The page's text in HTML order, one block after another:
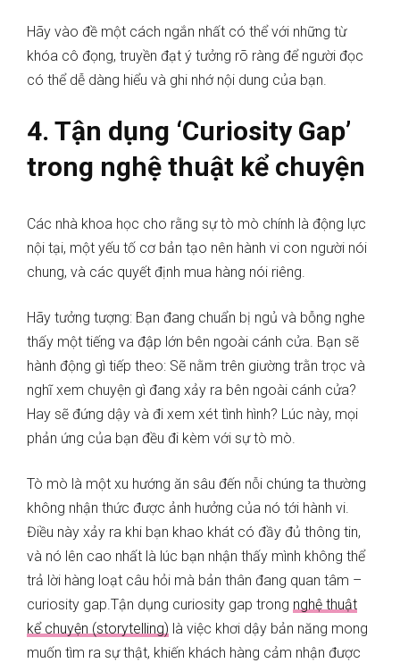
Hãy vào đề một cách ngắn nhất có thể với những từ
khóa cô đọng, truyền đạt ý tưởng rõ ràng để người đọc
có thể dễ dàng hiểu và ghi nhớ nội dung của bạn.
4. Tận dụng ‘Curiosity Gap’
trong nghệ thuật kể chuyện
Các nhà khoa học cho rằng sự tò mò chính là động lực
nội tại, một yếu tố cơ bản tạo nên hành vi con người nói
chung, và các quyết định mua hàng nói riêng.
Hãy tưởng tượng: Bạn đang chuẩn bị ngủ và bỗng nghe
thấy một tiếng va đập lớn bên ngoài cánh cửa. Bạn sẽ
hành động gì tiếp theo: Sẽ nằm trên giường trằn trọc và
nghĩ xem chuyện gì đang xảy ra bên ngoài cánh cửa?
Hay sẽ đứng dậy và đi xem xét tình hình? Lúc này, mọi
phản ứng của bạn đều đi kèm với sự tò mò.
Tò mò là một xu hướng ăn sâu đến nỗi chúng ta thường
không nhận thức được ảnh hưởng của nó tới hành vi.
Điều này xảy ra khi bạn khao khát có đầy đủ thông tin,
và nó lên cao nhất là lúc bạn nhận thấy mình không thể
trả lời hàng loạt câu hỏi mà bản thân đang quan tâm –
curiosity gap.Tận dụng curiosity gap trong nghệ thuật
kể chuyện (storytelling) là việc khơi dậy bản năng mong
muốn tìm ra sự thật, khiến khách hàng cảm nhận được